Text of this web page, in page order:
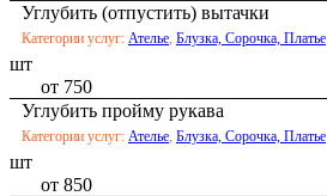
Углубить (отпустить) вытачки
Категории услуг: Ателье, Блузка, Сорочка, Платье
шт
от 750
Углубить пройму рукава
Категории услуг: Ателье, Блузка, Сорочка, Платье
шт
от 850